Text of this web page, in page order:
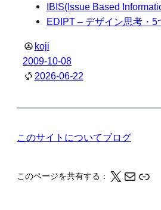
IBIS(Issue Based
EDIPT – デザイン思考・
koji
2009-10-08
2026-06-22
このサイトについてブログ
このページを共有する： X メール このページの情報をクリップボードにコピーする